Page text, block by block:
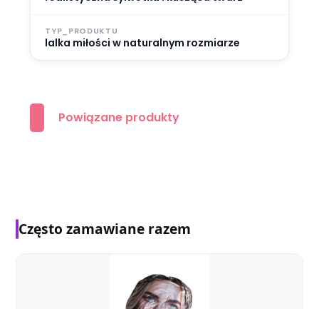
TYP_PRODUKTU
lalka miłości w naturalnym rozmiarze
Powiązane produkty
Często zamawiane razem